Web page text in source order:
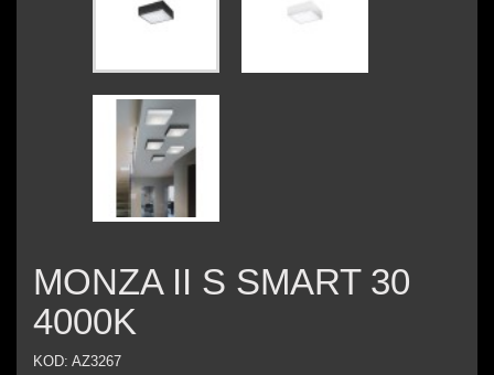
MONZA II S SMART 30
4000K
KOD: AZ3267